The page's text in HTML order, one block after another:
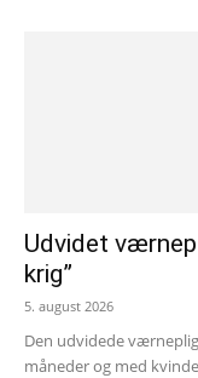
Udvidet
krig”
5. august 2026
Den udvidede
måneder og med